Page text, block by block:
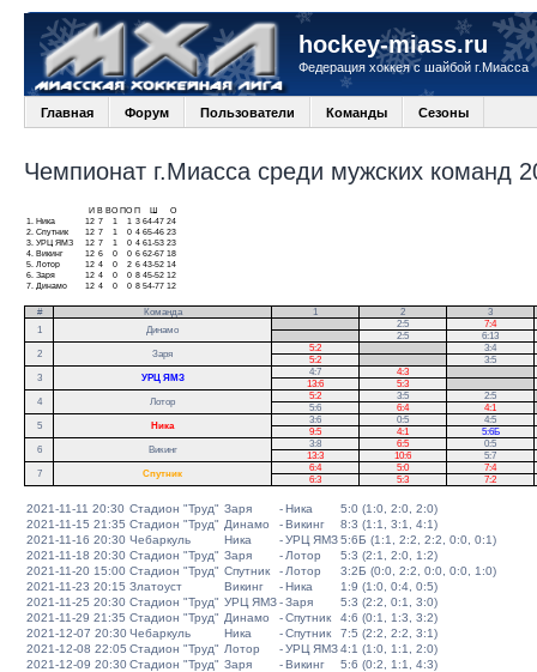
hockey-miass.ru
Федерация хоккея с шайбой г.Миасса
Главная Форум Пользователи Команды Сезоны
Чемпионат г.Миасса среди мужских команд
И В ВО ПО П
О
1.
Ника 12 7 1 1 3 64-47 24
2. Спутник 12 7 1 0 4 65-46 23
3. УРЦ ЯМЗ 12 7 1 0 4 61-53 23
4.
Викинг 12 6 0 0 6 62-67 18
5. Лотор 12 4 0 2 6 43-52 14
6. Заря 12 4 0 0 8 45-52 12
7.
Динамо 12 4 0 0 8 54-77 12
# Команда 1 2
3
1
Динамо
2:5
7:4
2:5
6:13
2
Заря
5:2
3:4
5:2
3:5
3
УРЦ ЯМЗ
4:7 4:3
13:6
5:3
4
Лотор
5:2 3:5 2:5
5:6
6:4 4:1
5
Ника
3:6 0:5
4:5
9:5
4:1
5:6Б
6
Викинг
3:8 6:5
0:5
13:3
10:6
5:7
7
Спутник
6:4 5:0
7:4
6:3
5:3 7:2
2021-11-11 20:30 Стадион "Труд" Заря -Ника
5:0 (1:0, 2:0, 2:0)
2021-11-15 21:35 Стадион "Труд" Динамо -Викинг
8:3 (1:1, 3:1, 4:1)
2021-11-16 20:30 Чебаркуль Ника -УРЦ ЯМЗ5:6Б (1:1, 2:2, 2:2, 0:0, 0:1)
2021-11-18 20:30 Стадион "Труд" Заря - Лотор
5:3 (2:1, 2:0, 1:2)
2021-11-20 15:00 Стадион "Труд" Спутник - Лотор
3:2Б (0:0, 2:2, 0:0, 0:0, 1:0)
2021-11-23 20:15 Златоуст Викинг -Ника
1:9 (1:0, 0:4, 0:5)
2021-11-25 20:30 Стадион "Труд" УРЦ ЯМЗ-Заря
5:3 (2:2, 0:1, 3:0)
2021-11-29 21:35 Стадион "Труд" Динамо -Спутник
4:6 (0:1, 1:3, 3:2)
2021-12-07 20:30Чебаркуль Ника -Спутник
7:5 (2:2, 2:2, 3:1)
2021-12-08 22:05 Стадион "Труд" Лотор -УРЦ ЯМЗ4:1 (1:0, 1:1, 2:0)
2021-12-09 20:30Стадион "Труд" Заря -Викинг
5:6 (0:2, 1:1, 4:3)